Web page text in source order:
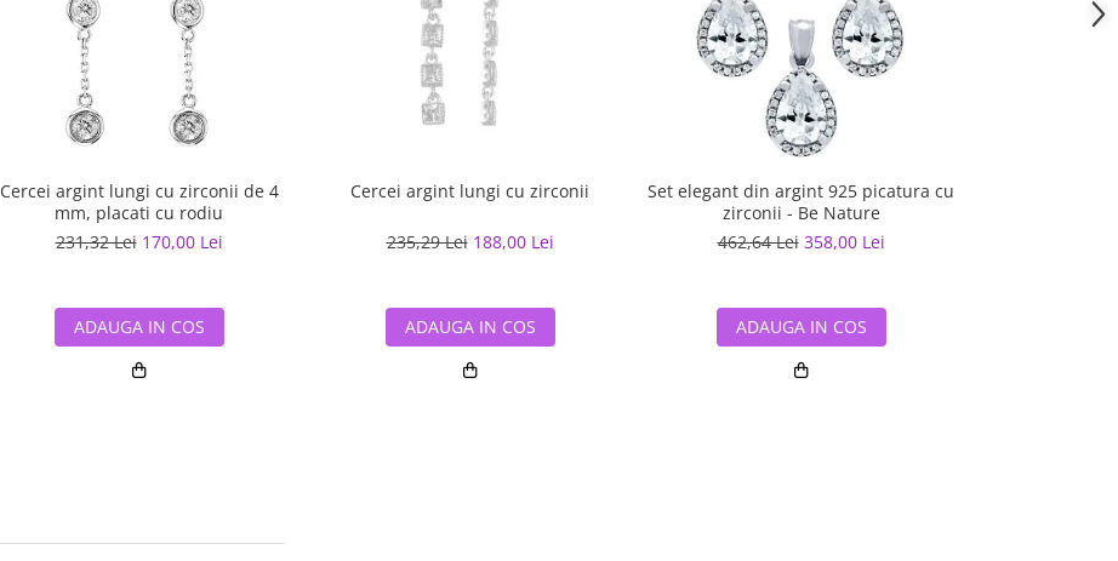
Cercei argint lungi cu zirconii de 4
mm, placati cu rodiu
231,32 Lei 170,00 Lei
ADAUGA IN COS
Cercei argint lungi cu zirconii
235,29 Lei 188,00 Lei
ADAUGA IN COS
Set elegant din argint 925 picatura cu
zirconii - Be Nature
462,64 Lei 358,00 Lei
ADAUGA IN COS